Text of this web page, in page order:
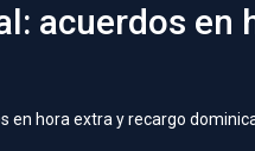
acuerdos en
en hora extra y recargo